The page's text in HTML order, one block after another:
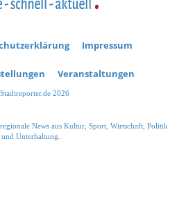
Impressum
Veranstaltungen
2026
News aus Kultur, Sport, Wirtschaft, Politik
und Unterhaltung.